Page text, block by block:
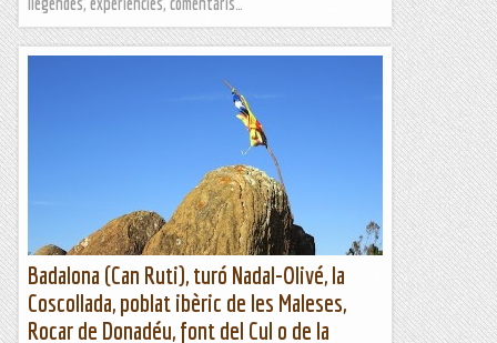
Badalona (Can Ruti), turó Nadal-Olivé, la
Coscollada, poblat ibèric de les Maleses,
Rocar de Donadéu, font del Cul o de la